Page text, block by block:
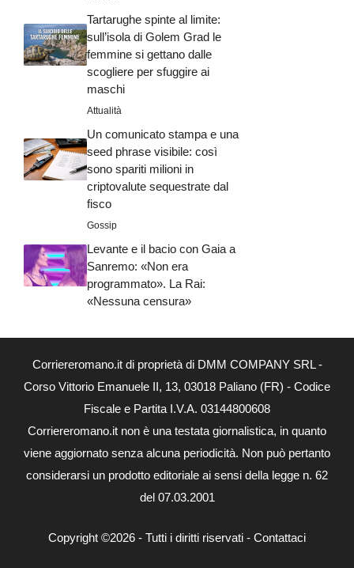
Tartarughe spinte al limite:
sull’isola di Golem Grad le
femmine si gettano dalle
scogliere per sfuggire ai
maschi
Attualità
Un comunicato stampa e una
seed phrase visibile: così
sono spariti milioni in
criptovalute sequestrate dal
fisco
Gossip
Levante e il bacio con Gaia a
Sanremo: «Non era
programmato». La Rai:
«Nessuna censura»
Corriereromano.it di proprietà di DMM COMPANY SRL -
Corso Vittorio Emanuele II, 13, 03018 Paliano (FR) - Codice
Fiscale e Partita I.V.A. 03144800608
Corriereromano.it non è una testata giornalistica, in quanto
viene aggiornato senza alcuna periodicità. Non può pertanto
considerarsi un prodotto editoriale ai sensi della legge n. 62
del 07.03.2001
Copyright ©2026 - Tutti i diritti riservati - Contattaci